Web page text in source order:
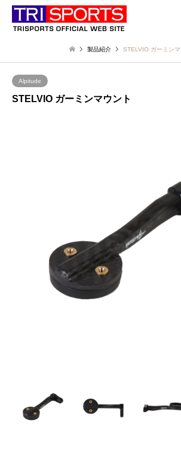
製品紹介 STELVIO ガーミンマ
Alpitude
STELVIO ガーミンマウント